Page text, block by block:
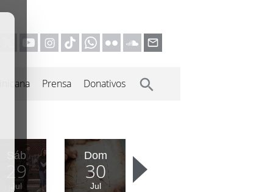
Prensa Donativos
Sáb
29
Jul
Dom
30
Jul